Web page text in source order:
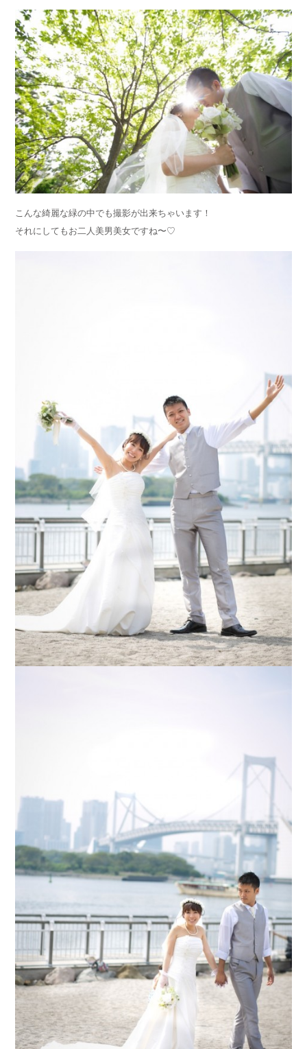
こんな綺麗な緑の中でも撮影が出来ちゃいます！
それにしてもお二人美男美女ですね〜♡